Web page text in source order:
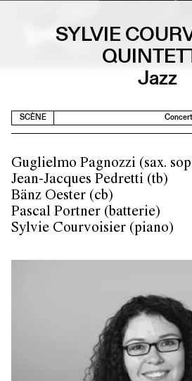
SYLVIE
Jazz
SCÈNE Concert
Guglielmo Pagnozzi (sax.
Jean-Jacques Pedretti (tb)
Bänz Oester (cb)
Pascal Portner (batterie)
Sylvie Courvoisier (piano)